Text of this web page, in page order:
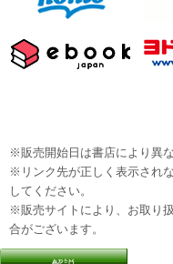
※販売開始日は書店により異な
※リンク先が正しく表示され
してください。
※販売サイトにより、お取り
合がございます。